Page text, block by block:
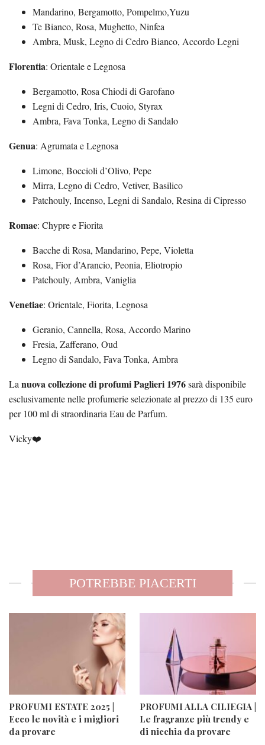
Mandarino, Bergamotto, Pompelmo,Yuzu
Te Bianco, Rosa, Mughetto, Ninfea
Ambra, Musk, Legno di Cedro Bianco, Accordo Legni
Florentia: Orientale e Legnosa
Bergamotto, Rosa Chiodi di Garofano
Legni di Cedro, Iris, Cuoio, Styrax
Ambra, Fava Tonka, Legno di Sandalo
Genua: Agrumata e Legnosa
Limone, Boccioli d’Olivo, Pepe
Mirra, Legno di Cedro, Vetiver, Basilico
Patchouly, Incenso, Legni di Sandalo, Resina di Cipresso
Romae: Chypre e Fiorita
Bacche di Rosa, Mandarino, Pepe, Violetta
Rosa, Fior d’Arancio, Peonia, Eliotropio
Patchouly, Ambra, Vaniglia
Venetiae: Orientale, Fiorita, Legnosa
Geranio, Cannella, Rosa, Accordo Marino
Fresia, Zafferano, Oud
Legno di Sandalo, Fava Tonka, Ambra
La nuova collezione di profumi Paglieri 1976sarà disponibile
esclusivamente nelle profumerie selezionate al prezzo di 135 euro
per 100 ml di straordinaria Eau de Parfum.
Vicky❤️
POTREBBE PIACERTI
PROFUMI ESTATE 2025 |
Ecco le novità e i migliori
da provare
PROFUMI ALLA CILIEGIA |
Le fragranze più trendy e
di nicchia da provare